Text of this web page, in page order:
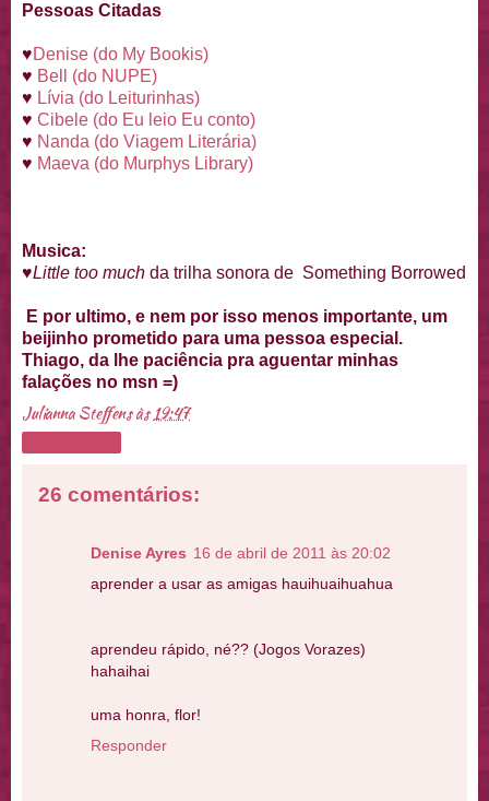
Pessoas Citadas
♥Denise (do My Bookis)
♥ Bell (do NUPE)
♥ Lívia (do Leiturinhas)
♥ Cibele (do Eu leio Eu conto)
♥ Nanda (do Viagem Literária)
♥ Maeva (do Murphys Library)
Musica:
♥Little too much da trilha sonora de Something Borrowed
E por ultimo, e nem por isso menos importante, um
beijinho prometido para uma pessoa especial.
Thiago, da lhe paciência pra aguentar minhas
falações no msn =)
Julianna Steffensàs 19:47
26 comentários:
Denise Ayres 16 de abril de 2011 às 20:02
aprender a usar as amigas hauihuaihuahua
aprendeu rápido, né?? (Jogos Vorazes)
hahaihai
uma honra, flor!
Responder